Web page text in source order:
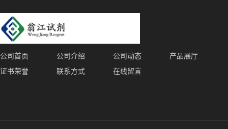
公司首页 公司介绍 公司动态
产品展厅
证书荣誉
联系方式 在线留言